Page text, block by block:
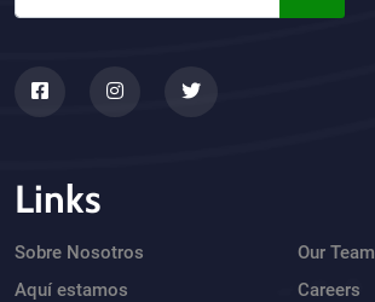
Links
Sobre Nosotros
Aquí estamos
Our Team
Careers